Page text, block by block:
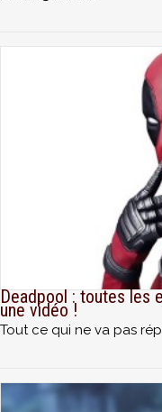
Deadpool : toutes les
une vidéo !
Tout ce qui ne va pas